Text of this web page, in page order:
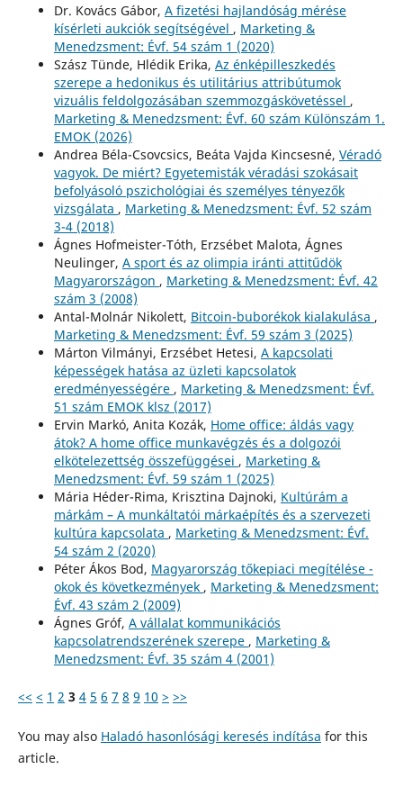
Dr. Kovács Gábor, A fizetési hajlandóság mérése
kísérleti aukciók segítségével , Marketing &
Menedzsment: Évf. 54 szám 1 (2020)
Szász Tünde, Hlédik Erika, Az énképilleszkedés
szerepe a hedonikus és utilitárius attribútumok
vizuális feldolgozásában szemmozgáskövetéssel ,
Marketing & Menedzsment: Évf. 60 szám Különszám 1.
EMOK (2026)
Andrea Béla-Csovcsics, Beáta Vajda Kincsesné, Véradó
vagyok. De miért? Egyetemisták véradási szokásait
befolyásoló pszichológiai és személyes tényezők
vizsgálata , Marketing & Menedzsment: Évf. 52 szám
3-4 (2018)
Ágnes Hofmeister-Tóth, Erzsébet Malota, Ágnes
Neulinger, A sport és az olimpia iránti attitűdök
Magyarországon , Marketing & Menedzsment: Évf. 42
szám 3 (2008)
Antal-Molnár Nikolett, Bitcoin-buborékok kialakulása ,
Marketing & Menedzsment: Évf. 59 szám 3 (2025)
Márton Vilmányi, Erzsébet Hetesi, A kapcsolati
képességek hatása az üzleti kapcsolatok
eredményességére , Marketing & Menedzsment: Évf.
51 szám EMOK klsz (2017)
Ervin Markó, Anita Kozák, Home office: áldás vagy
átok? A home office munkavégzés és a dolgozói
elkötelezettség összefüggései , Marketing &
Menedzsment: Évf. 59 szám 1 (2025)
Mária Héder-Rima, Krisztina Dajnoki, Kultúrám a
márkám – A munkáltatói márkaépítés és a szervezeti
kultúra kapcsolata , Marketing & Menedzsment: Évf.
54 szám 2 (2020)
Péter Ákos Bod, Magyarország tőkepiaci megítélése -
okok és következmények , Marketing & Menedzsment:
Évf. 43 szám 2 (2009)
Ágnes Gróf, A vállalat kommunikációs
kapcsolatrendszerének szerepe , Marketing &
Menedzsment: Évf. 35 szám 4 (2001)
<< < 1 2 3 4 5 6 7 8 9 10 > >>
You may also Haladó hasonlósági keresés indítása for this
article.